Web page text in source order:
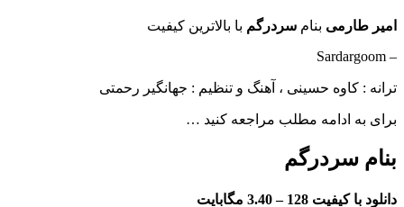
بنامسردرگم با بالاترین کیفیت
حسینی ، آهنگ و تنظیم : جهانگیر رحمتی
ادامه مطلب مراجعه کنید …
128 – 3.40 مگابایت